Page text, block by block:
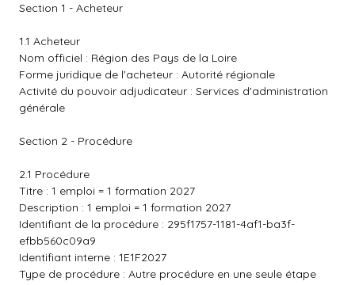
Section 1 - Acheteur
1.1 Acheteur
Nom officiel : Région des Pays de la Loire
Forme juridique de l'acheteur : Autorité régionale
Activité du pouvoir adjudicateur : Services d'administration
générale
Section 2 - Procédure
2.1 Procédure
Titre : 1 emploi = 1 formation 2027
Description : 1 emploi = 1 formation 2027
Identifiant de la procédure : 295f1757-1181-4af1-ba3f-
efbb560c09a9
Identifiant interne : 1E1F2027
Type de procédure : Autre procédure en une seule étape